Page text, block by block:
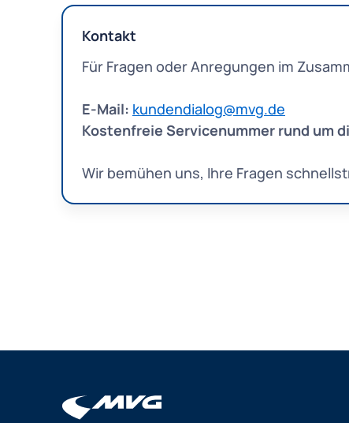
Kontakt
Für Fragen oder Anregungen im
E-Mail: kundendialog@mvg.de
Kostenfreie Servicenummer rund um
Wir bemühen uns, Ihre Fragen